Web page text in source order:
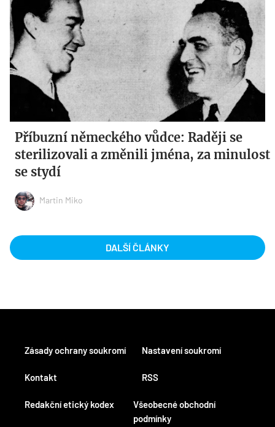
Příbuzní německého vůdce: Raději se
sterilizovali a změnili jména, za minulost
se stydí
Martin Miko
DALŠÍ ČLÁNKY
Kontakt
Redakční etický kodex
RSS
Všeobecné obchodní
podmínky
Zásady ochrany soukromí Nastavení soukromí